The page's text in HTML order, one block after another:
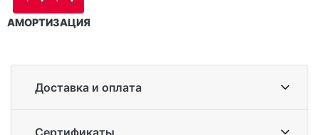
АМОРТИЗАЦИЯ
Доставка и оплата
Сертификаты